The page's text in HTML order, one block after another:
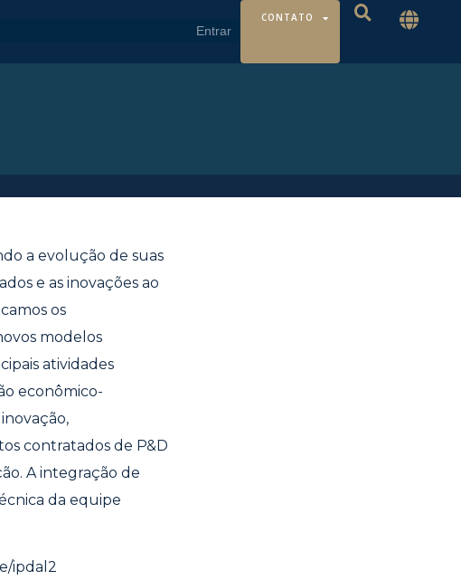
CONTATO
a evolução de suas
e as inovações ao
os
modelos
atividades
econômico-
contratados de P&D
A integração de
da equipe
ipdal2